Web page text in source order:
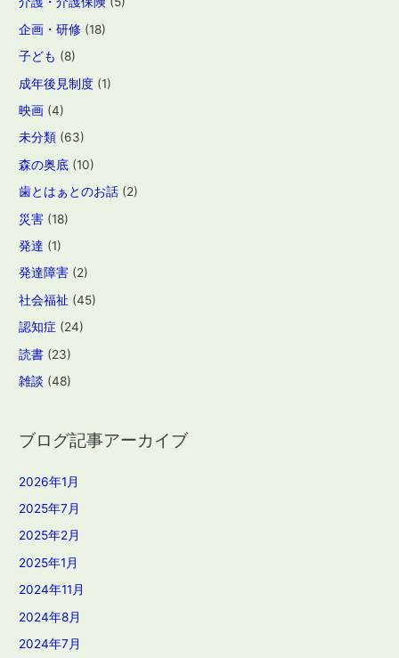
企画・研修 (18)
子ども (8)
成年後見制度 (1)
映画 (4)
未分類 (63)
森の奥底 (10)
歯とはぁとのお話 (2)
災害 (18)
発達 (1)
発達障害 (2)
社会福祉 (45)
認知症 (24)
読書 (23)
雑談 (48)
ブログ記事アーカイブ
2026年1月
2025年7月
2025年2月
2025年1月
2024年11月
2024年8月
2024年7月